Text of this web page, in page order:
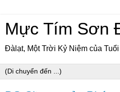
Mực Tím Sơn
Đàlạt, Một Trời Kỷ Niệm của